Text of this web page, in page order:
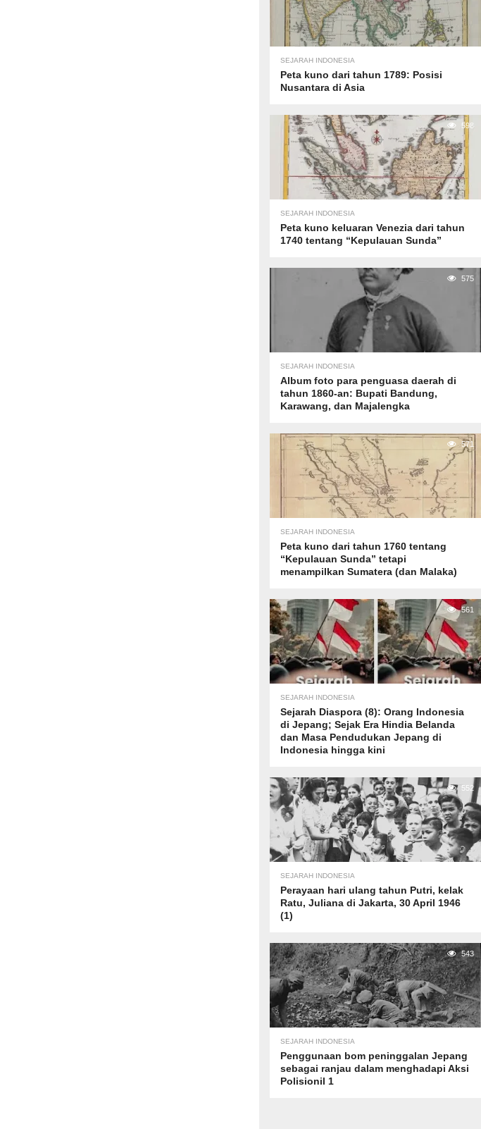
SEJARAH INDONESIA
Peta kuno dari tahun 1789: Posisi
Nusantara di Asia
598
SEJARAH INDONESIA
Peta kuno keluaran Venezia dari tahun
1740 tentang “Kepulauan Sunda”
575
SEJARAH INDONESIA
Album foto para penguasa daerah di
tahun 1860-an: Bupati Bandung,
Karawang, dan Majalengka
571
SEJARAH INDONESIA
Peta kuno dari tahun 1760 tentang
“Kepulauan Sunda” tetapi
menampilkan Sumatera (dan Malaka)
561
SEJARAH INDONESIA
Sejarah Diaspora (8): Orang Indonesia
di Jepang; Sejak Era Hindia Belanda
dan Masa Pendudukan Jepang di
Indonesia hingga kini
552
SEJARAH INDONESIA
Perayaan hari ulang tahun Putri, kelak
Ratu, Juliana di Jakarta, 30 April 1946
(1)
543
SEJARAH INDONESIA
Penggunaan bom peninggalan Jepang
sebagai ranjau dalam menghadapi Aksi
Polisionil 1